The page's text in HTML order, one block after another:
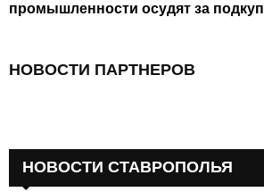
промышленности осудят за подкуп
НОВОСТИ ПАРТНЕРОВ
НОВОСТИ СТАВРОПОЛЬЯ